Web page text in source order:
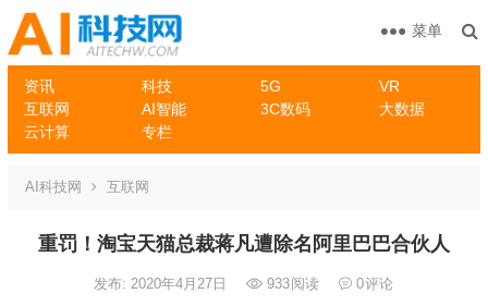
资讯 科技 5G
VR
互联网
AI智能 3C数码
大数据
云计算
专栏
菜单
AI科技网 互联网
重罚！淘宝天猫总裁蒋凡遭除名阿里巴巴合伙人
发布: 2020年4月27日 933阅读 0评论